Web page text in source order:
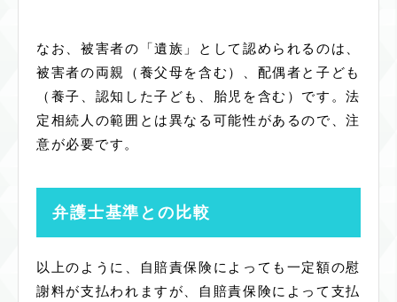
なお、被害者の「遺族」として認められるのは、
被害者の両親（養父母を含む）、配偶者と子ども
（養子、認知した子ども、胎児を含む）です。法
定相続人の範囲とは異なる可能性があるので、注
意が必要です。
弁護士基準との比較
以上のように、自賠責保険によっても一定額の慰
謝料が支払われますが、自賠責保険によって支払